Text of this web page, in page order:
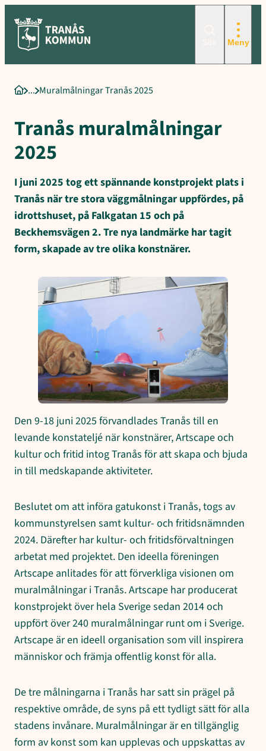
innehåll
Meny
StartsidaMuralmålningar Tranås 2025
Tranås muralmålningar
2025
I juni 2025 tog ett spännande konstprojekt plats i
Tranås när tre stora väggmålningar uppfördes, på
idrottshuset, på Falkgatan 15 och på
Beckhemsvägen 2. Tre nya landmärke har tagit
form, skapade av tre olika konstnärer.
Den 9-18 juni 2025 förvandlades Tranås till en
levande konstateljé när konstnärer, Artscape och
kultur och fritid intog Tranås för att skapa och bjuda
in till medskapande aktiviteter.
Beslutet om att införa gatukonst i Tranås, togs av
kommunstyrelsen samt kultur- och fritidsnämnden
2024. Därefter har kultur- och fritidsförvaltningen
arbetat med projektet. Den ideella föreningen
Artscape anlitades för att förverkliga visionen om
muralmålningar i Tranås. Artscape har producerat
konstprojekt över hela Sverige sedan 2014 och
uppfört över 240 muralmålningar runt om i Sverige.
Artscape är en ideell organisation som vill inspirera
människor och främja offentlig konst för alla.
De tre målningarna i Tranås har satt sin prägel på
respektive område, de syns på ett tydligt sätt för alla
stadens invånare. Muralmålningar är en tillgänglig
form av konst som kan upplevas och uppskattas av